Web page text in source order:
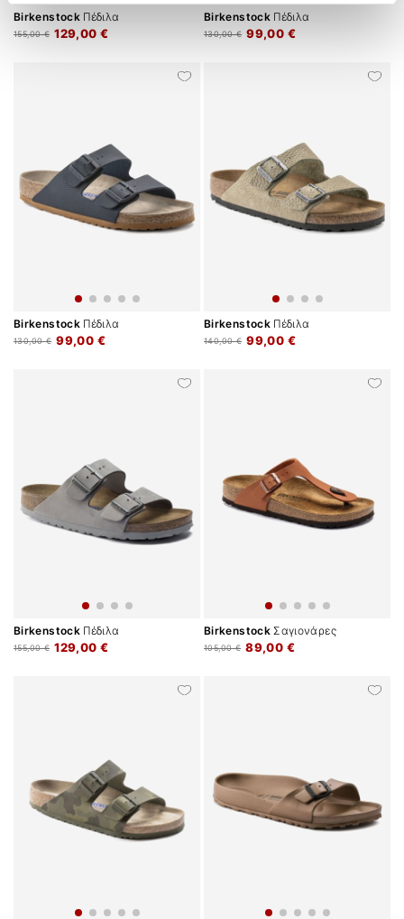
BirkenstockΠέδιλα
129,00 €
155,00 €
BirkenstockΠέδιλα
99,00 €
130,00 €
BirkenstockΠέδιλα
99,00 €
130,00 €
BirkenstockΠέδιλα
99,00 €
140,00 €
BirkenstockΠέδιλα
129,00 €
155,00 €
BirkenstockΣαγιονάρες
89,00 €
105,00 €